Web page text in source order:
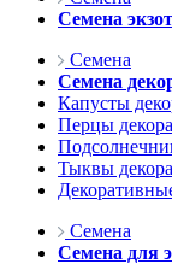
Семена
Семена
Семена
Капусты
Перцы
Тыквы
Семена
Семена для